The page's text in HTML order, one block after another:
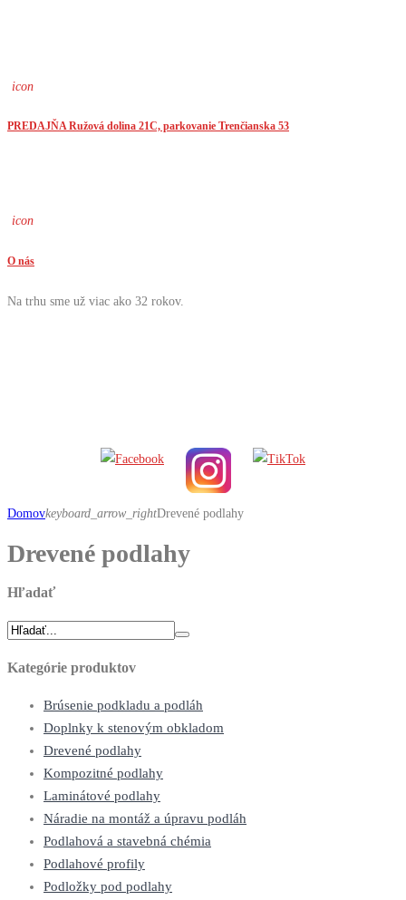
icon
PREDAJŇA Ružová dolina 21C, parkovanie Trenčianska 53
icon
O nás
Na trhu sme už viac ako 32 rokov.
Domovkeyboard_arrow_rightDrevené podlahy
Drevené podlahy
Hľadať
Kategórie produktov
Brúsenie podkladu a podláh
Doplnky k stenovým obkladom
Drevené podlahy
Kompozitné podlahy
Laminátové podlahy
Náradie na montáž a úpravu podláh
Podlahová a stavebná chémia
Podlahové profily
Podložky pod podlahy